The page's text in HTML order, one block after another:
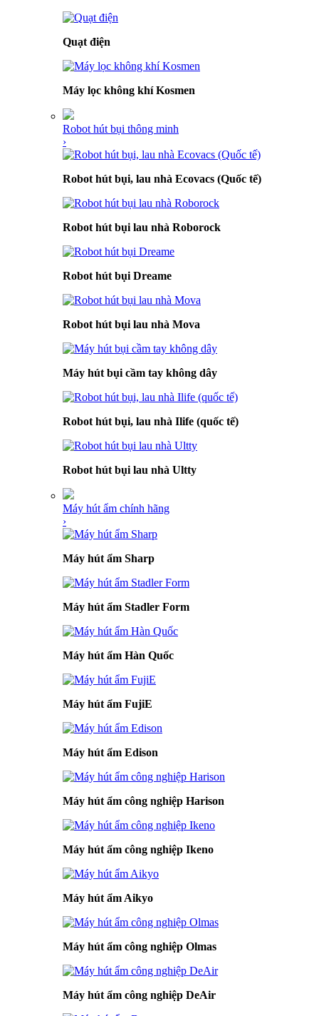
Quạt điện
Máy lọc không khí Kosmen
Robot hút bụi thông minh
›
Robot hút bụi, lau nhà Ecovacs (Quốc tế)
Robot hút bụi lau nhà Roborock
Robot hút bụi Dreame
Robot hút bụi lau nhà Mova
Máy hút bụi cầm tay không dây
Robot hút bụi, lau nhà Ilife (quốc tế)
Robot hút bụi lau nhà Ultty
Máy hút ẩm chính hãng
›
Máy hút ẩm Sharp
Máy hút ẩm Stadler Form
Máy hút ẩm Hàn Quốc
Máy hút ẩm FujiE
Máy hút ẩm Edison
Máy hút ẩm công nghiệp Harison
Máy hút ẩm công nghiệp Ikeno
Máy hút ẩm Aikyo
Máy hút ẩm công nghiệp Olmas
Máy hút ẩm công nghiệp DeAir